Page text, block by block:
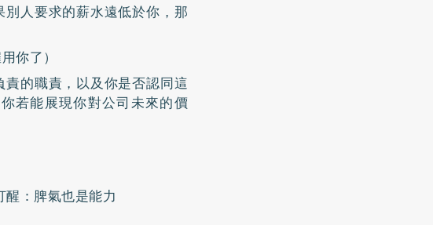
人要求的薪水遠低於你，那
你了）
的職責，以及你是否認同這
若能展現你對公司未來的價
：脾氣也是能力